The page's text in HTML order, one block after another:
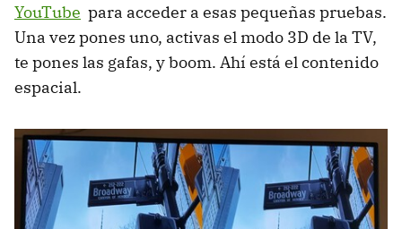
YouTube para acceder a esas pequeñas pruebas.
Una vez pones uno, activas el modo 3D de la TV,
te pones las gafas, y boom. Ahí está el contenido
espacial.